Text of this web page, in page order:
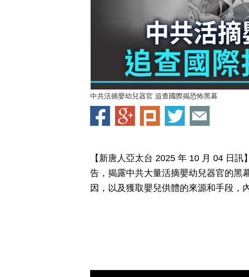
中共活摘嬰幼兒器官 追查國際揭恐怖黑幕
【新唐人亞太台 2025 年 10 月 04 日
告，揭露中共大量活摘嬰幼兒器官的黑
因，以及獲取嬰兒供體的來源和手段，